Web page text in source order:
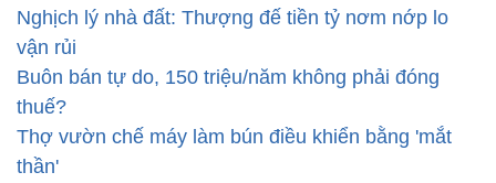
Nghịch lý nhà đất: Thượng đế tiền tỷ nơm nớp lo
vận rủi
Buôn bán tự do, 150 triệu/năm không phải đóng
thuế?
Thợ vườn chế máy làm bún điều khiển bằng 'mắt
thần'